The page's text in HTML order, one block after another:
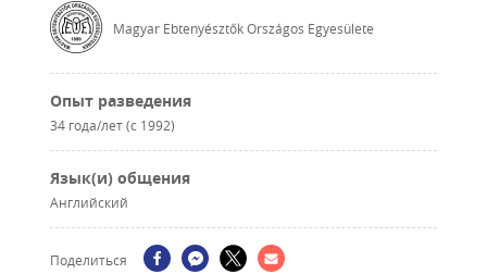
Magyar Ebtenyésztők Országos Egyesülete
Опыт разведения
34 года/лет (с 1992)
Язык(и) общения
Английский
Поделиться